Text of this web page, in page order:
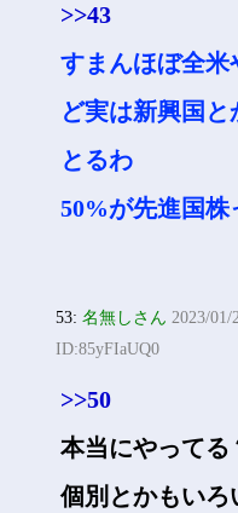
>>43
すまんほぼ全米
ど実は新興国と
とるわ
50%が先進国株
53:名無しさん 2023/01/
ID:85yFIaUQ0
>>50
本当にやってる
個別とかもいろ